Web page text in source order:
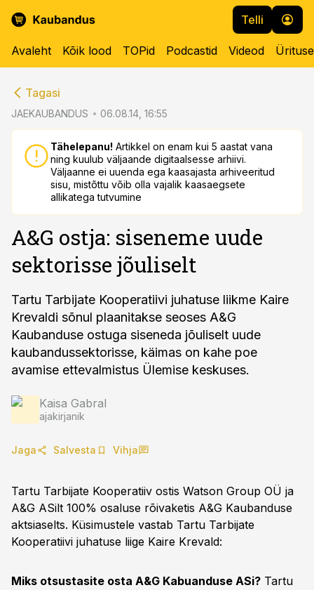
Telli
Avaleht Kõik lood TOPid Podcastid Videod
Tagasi
JAEKAUBANDUS 06.08.14, 16:55
Tähelepanu! Artikkel on enam kui 5 aastat vana
ning kuulub väljaande digitaalsesse arhiivi.
Väljaanne ei uuenda ega kaasajasta arhiveeritud
sisu, mistõttu võib olla vajalik kaasaegsete
allikatega tutvumine
A&G ostja: siseneme uude
sektorisse jõuliselt
Tartu Tarbijate Kooperatiivi juhatuse liikme Kaire
Krevaldi sõnul plaanitakse seoses A&G
Kaubanduse ostuga siseneda jõuliselt uude
kaubandussektorisse, käimas on kahe poe
avamise ettevalmistus Ülemise keskuses.
Kaisa Gabral
ajakirjanik
Jaga Salvesta Vihja
Tartu Tarbijate Kooperatiiv ostis Watson Group OÜ ja
A&G ASilt 100% osaluse rõivaketis A&G Kaubanduse
aktsiaselts. Küsimustele vastab Tartu Tarbijate
Kooperatiivi juhatuse liige Kaire Krevald:
Miks otsustasite osta A&G Kabuanduse ASi? Tartu